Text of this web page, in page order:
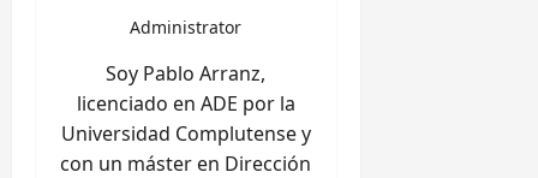
Administrator
Soy Pablo Arranz,
licenciado en ADE por la
Universidad Complutense y
con un máster en Dirección